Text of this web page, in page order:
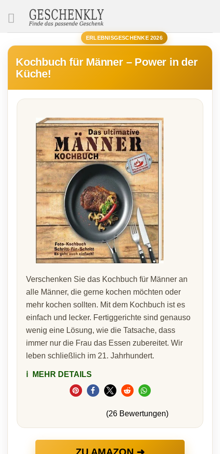
ERLEBNISGESCHENKE 2026
Kochbuch für Männer – Power in der
Küche!
Verschenken Sie das Kochbuch für Männer an
alle Männer, die gerne kochen möchten oder
mehr kochen sollten. Mit dem Kochbuch ist es
einfach und lecker. Fertiggerichte sind genauso
wenig eine Lösung, wie die Tatsache, dass
immer nur die Frau das Essen zubereitet. Wir
leben schließlich im 21. Jahrhundert.
ℹ️ MEHR DETAILS
(26 Bewertungen)